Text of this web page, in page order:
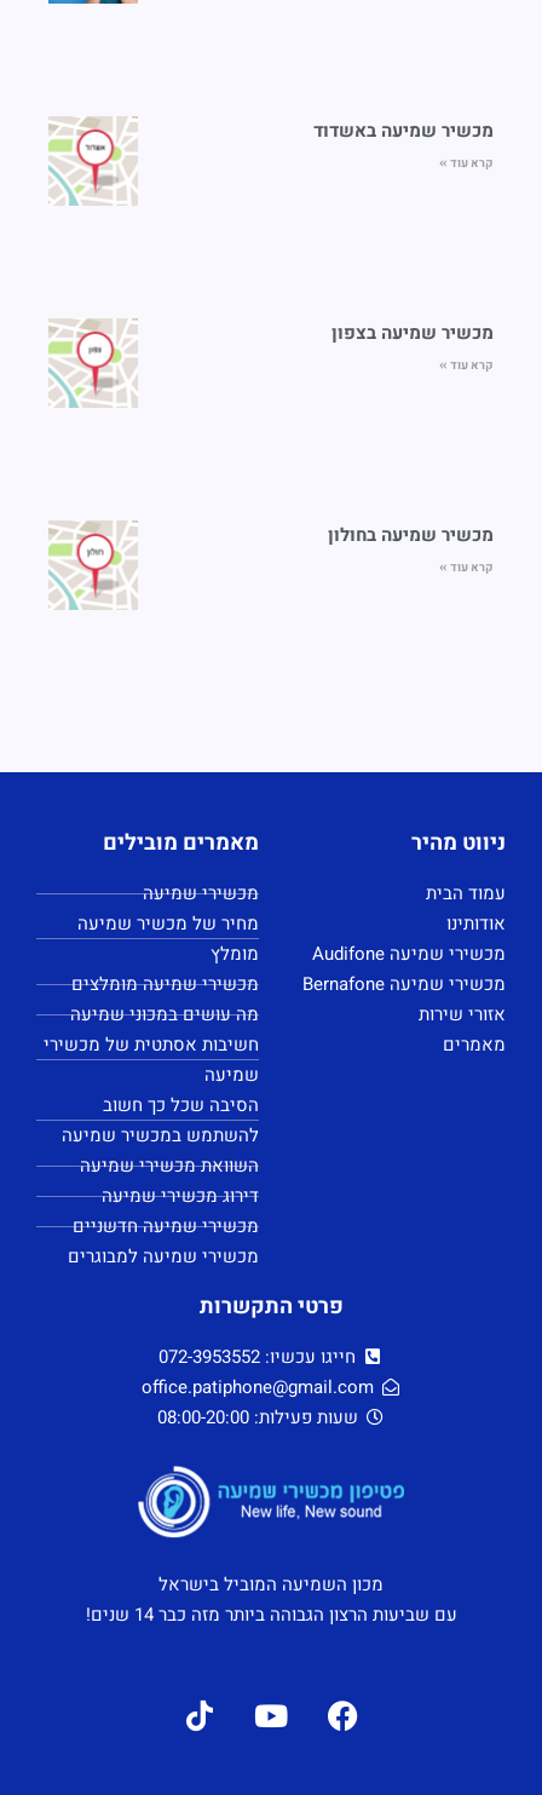
מכשיר שמיעה באשדוד
קרא עוד »
מכשיר שמיעה בצפון
קרא עוד »
מכשיר שמיעה בחולון
קרא עוד »
ניווט מהיר
עמוד הבית
אודותינו
מכשירי שמיעה Audifone
מכשירי שמיעה Bernafone
אזורי שירות
מאמרים
מאמרים מובילים
מכשירי שמיעה
מחיר של מכשיר שמיעה
מומלץ
מכשירי שמיעה מומלצים
מה עושים במכוני שמיעה
חשיבות אסתטית של מכשירי
שמיעה
הסיבה שכל כך חשוב
להשתמש במכשיר שמיעה
השוואת מכשירי שמיעה
דירוג מכשירי שמיעה
מכשירי שמיעה חדשניים
מכשירי שמיעה למבוגרים
פרטי התקשרות
חייגו עכשיו: 072-3953552
office.patiphone@gmail.com
שעות פעילות: 08:00-20:00
מכון השמיעה המוביל בישראל
עם שביעות הרצון הגבוהה ביותר מזה כבר 14 שנים!